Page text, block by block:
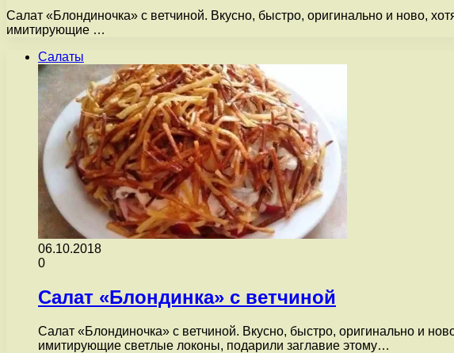
Салат «Блондиночка» с ветчиной. Вкусно, быстро, оригинально и ново,
имитирующие …
Салаты
06.10.2018
0
Салат «Блондинка» с ветчиной
Салат «Блондиночка» с ветчиной. Вкусно, быстро, оригинально и
имитирующие светлые локоны, подарили заглавие этому…